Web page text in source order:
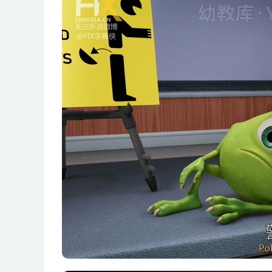
Monsters.at.Work.S01E09.Bad.Hair.Day